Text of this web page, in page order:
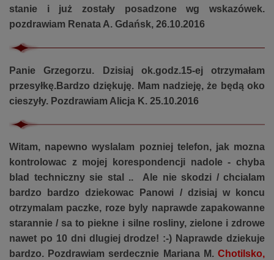
stanie i już zostały posadzone wg wskazówek.
pozdrawiam Renata A. Gdańsk, 26.10.2016
Panie Grzegorzu. Dzisiaj ok.godz.15-ej otrzymałam
przesyłkę.Bardzo dziękuję. Mam nadzieję, że będą oko
cieszyły. Pozdrawiam Alicja K. 25.10.2016
Witam, napewno wyslalam pozniej telefon, jak mozna
kontrolowac z mojej korespondencji nadole - chyba
blad techniczny sie stal .. Ale nie skodzi / chcialam
bardzo bardzo dziekowac Panowi / dzisiaj w koncu
otrzymalam paczke, roze byly naprawde zapakowanne
starannie / sa to piekne i silne rosliny, zielone i zdrowe
nawet po 10 dni dlugiej drodze! :-) Naprawde dziekuje
bardzo. Pozdrawiam serdecznie Mariana M. Chotilsko,